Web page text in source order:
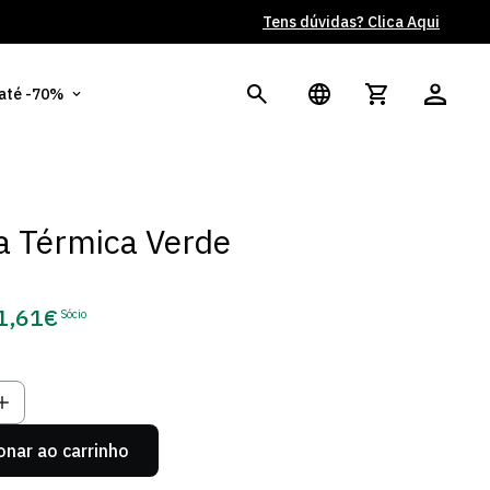
Tens dúvidas? Clica Aqui
-70%
Térmica Verde
Sócio
ao carrinho